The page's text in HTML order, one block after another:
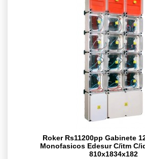
Roker Rs11200pp Gabinete
Monofasicos Edesur C/itm C/
810x1834x182